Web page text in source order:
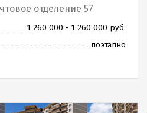
отделение 57
1 260 000 - 1 260 000 руб.
поэтапно